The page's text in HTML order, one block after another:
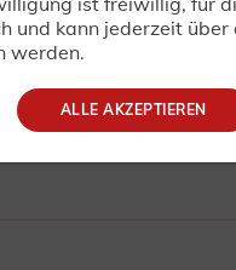
und kann jederzeit über
werden.
ALLE AKZEPTIEREN